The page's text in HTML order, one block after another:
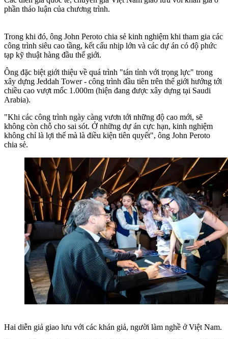
phần thảo luận của chương trình.
Trong khi đó, ông John Peroto chia sẻ kinh nghiệm khi tham gia các
công trình siêu cao tầng, kết cấu nhịp lớn và các dự án có độ phức
tạp kỹ thuật hàng đầu thế giới.
Ông đặc biệt giới thiệu về quá trình "tán tỉnh với trọng lực" trong
xây dựng Jeddah Tower - công trình đầu tiên trên thế giới hướng tới
chiều cao vượt mốc 1.000m (hiện đang được xây dựng tại Saudi
Arabia).
"Khi các công trình ngày càng vươn tới những độ cao mới, sẽ
không còn chỗ cho sai sót. Ở những dự án cực hạn, kinh nghiệm
không chỉ là lợi thế mà là điều kiện tiên quyết", ông John Peroto
chia sẻ.
Hai diễn giả giao lưu với các khán giả, người làm nghề ở Việt Nam.